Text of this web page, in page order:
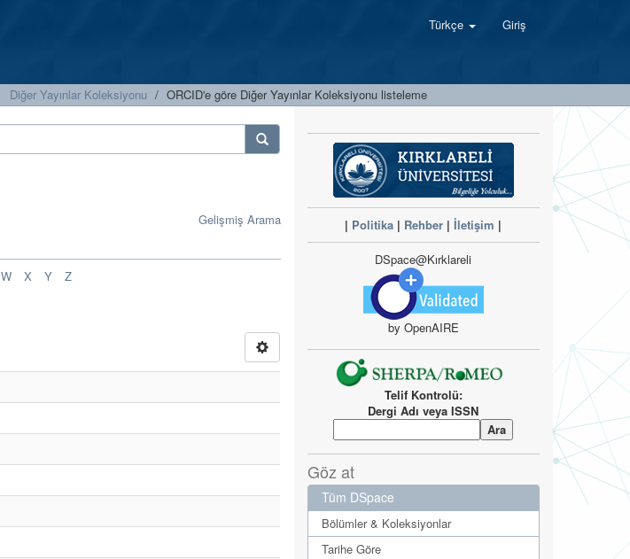
Türkçe Giriş
Diğer Yayınlar Koleksiyonu ORCID'e göre Diğer Yayınlar Koleksiyonu listeleme
Gelişmiş Arama
W X Y Z
| Politika | Rehber |İletişim |
DSpace@Kırklareli
by OpenAIRE
Telif Kontrolü:
Dergi Adı veya ISSN
Göz at
Tüm DSpace
Bölümler & Koleksiyonlar
Tarihe Göre